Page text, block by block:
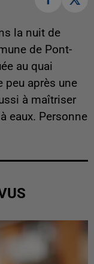
la nuit de
de Pont-
au quai
peu après une
à maîtriser
eaux. Personne